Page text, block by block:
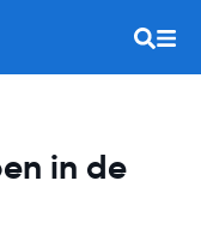
in de